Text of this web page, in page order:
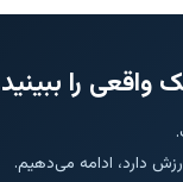
واقعی را
دارد، ادامه می‌دهیم.